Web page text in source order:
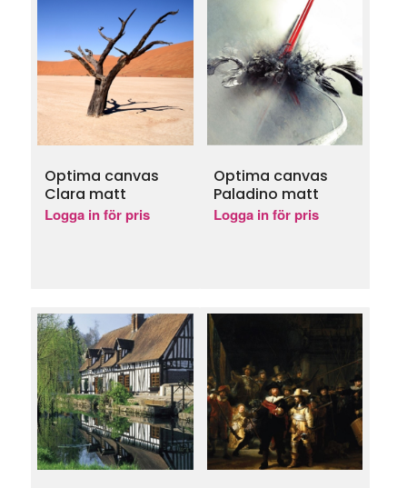
Optima canvas
Clara matt
Logga in för pris
Optima canvas
Paladino matt
Logga in för pris